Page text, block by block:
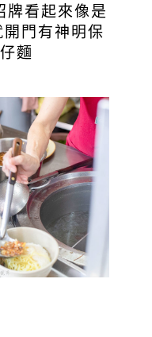
牌看起來像是
門有神明保
麵